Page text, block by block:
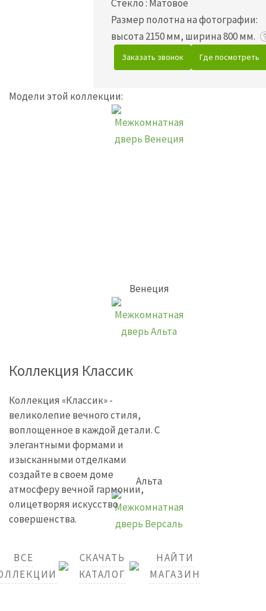
Стекло: Матовое
Размер полотна на фотографии:
высота 2150 мм, ширина 800 мм.
Заказать звонок Где посмотреть
Модели этой коллекции:
Венеция
Альта
Коллекция Классик
Коллекция «Классик» -
великолепие вечного стиля,
воплощенное в каждой детали. С
элегантными формами и
изысканными отделками
создайте в своем доме
атмосферу вечной гармонии,
олицетворяя искусство
совершенства.
ВСЕ
СКАЧАТЬ
КАТАЛОГ
НАЙТИ
МАГАЗИН